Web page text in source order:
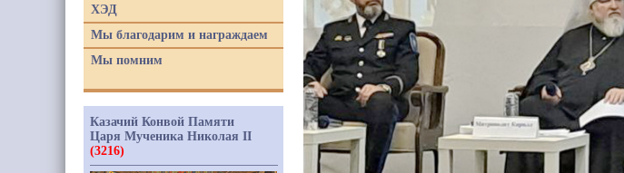
ХЭД
Мы благодарим и награждаем
Мы помним
Казачий Конвой Памяти
Царя Мученика Николая II
(3216)